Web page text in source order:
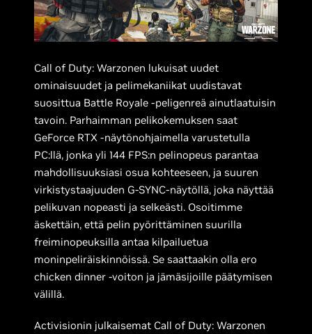
Call of Duty: Warzonen lukuisat uudet
ominaisuudet ja pelimekaniikat uudistavat
suosittua Battle Royale -peligenreä ainutlaatuisin
tavoin. Parhaimman pelikokemuksen saat
GeForce RTX -näytönohjaimella varustetulla
PC:llä, jonka yli 144 FPS:n pelinopeus parantaa
mahdollisuuksiasi osua kohteeseen, ja suuren
virkistystaajuuden G-SYNC-näytöllä, joka näyttää
pelikuvan nopeasti ja selkeästi. Osoitimme
äskettäin, että pelin pyörittäminen suurilla
freiminopeuksilla antaa kilpailuetua
moninpeliräiskinnöissä. Se saattaakin olla ero
chicken dinner -voiton ja jämäsijoille päätymisen
välillä.
Activisionin julkaisemat Call of Duty: Warzonen